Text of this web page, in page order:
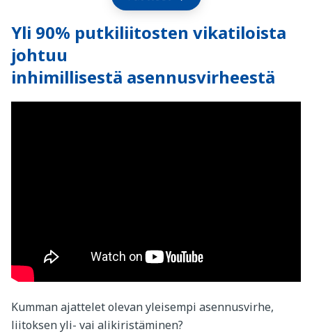
Yli 90% putkiliitosten vikatiloista
johtuu
inhimillisestä asennusvirheestä
Kumman ajattelet olevan yleisempi asennusvirhe,
liitoksen yli- vai alikiristäminen?